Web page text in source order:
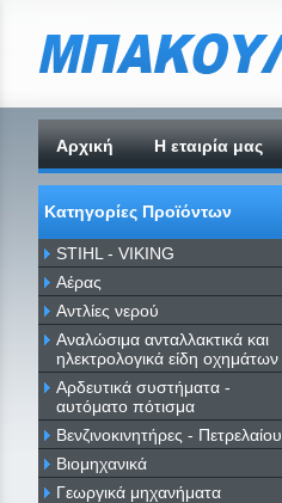
Αρχική H εταιρία μας
Κατηγορίες Προϊόντων
STIHL - VIKING
Αέρας
Αντλίες νερού
Αναλώσιμα ανταλλακτικά και
ηλεκτρολογικά είδη οχημάτων
Αρδευτικά συστήματα -
αυτόματο πότισμα
Βενζινοκινητήρες - Πετρελαίου
Βιομηχανικά
Γεωργικά μηχανήματα